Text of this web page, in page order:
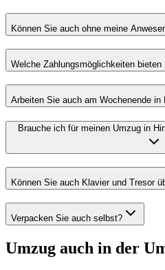
Können Sie auch ohne meine
Welche Zahlungsmöglichkeiten bieten
Arbeiten Sie auch am Wochenende in
Brauche ich für meinen Umzug in
Können Sie auch Klavier und Tresor
Verpacken Sie auch selbst?
Umzug auch in der